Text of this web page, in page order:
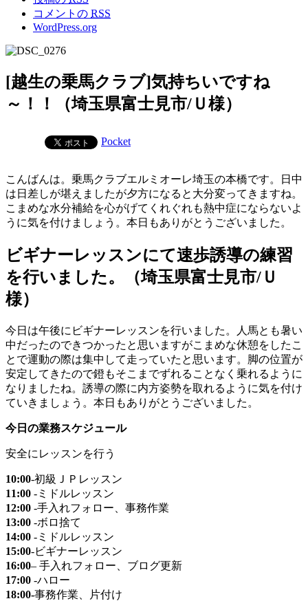
コメントの RSS
WordPress.org
[越生の乗馬クラブ]気持ちいですね
～！！（埼玉県富士見市/Ｕ様）
Pocket
こんばんは。乗馬クラブエルミオーレ埼玉の本橋です。日中
は日差しが堪えましたが夕方になると大分変ってきますね。
こまめな水分補給を心がげてくれぐれも熱中症にならないよ
うに気を付けましょう。本日もありがとうございました。
ビギナーレッスンにて速歩誘導の練習
を行いました。（埼玉県富士見市/Ｕ
様）
今日は午後にビギナーレッスンを行いました。人馬とも暑い
中だったのできつかったと思いますがこまめな休憩をしたこ
とで運動の際は集中して走っていたと思います。脚の位置が
安定してきたので鐙もそこまでずれることなく乗れるように
なりましたね。誘導の際に内方姿勢を取れるように気を付け
ていきましょう。本日もありがとうございました。
今日の業務スケジュール
安全にレッスンを行う
10:00-初級ＪＰレッスン
11:00 -ミドルレッスン
12:00 -手入れフォロー、事務作業
13:00 -ボロ捨て
14:00 -ミドルレッスン
15:00-ビギナーレッスン
16:00– 手入れフォロー、ブログ更新
17:00 -ハロー
18:00-事務作業、片付け